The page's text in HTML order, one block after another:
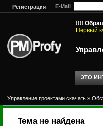
Регистрация E-Mail
!!!!
Первый
ЭТО
Управление проектами скачать »
Тема не найдена